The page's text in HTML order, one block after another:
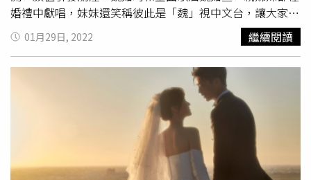
ㄘㄨㄛˊ。」喜劇的荒謬原來是這麼來的，反正Darren也是
個沒有偶包的人，就努力跟著導演的要求吧，「做不到」才
是他最怕的。（圖／莊立人攝）Darren邱凱偉1976年12月
18日2010年以雙人組合「浪花兄弟」推出同名國語專輯曾
演出《波麗士大人》《熊貓人》《親愛的，我愛上別人了》
《春梅》等戲劇作品2021年憑《我的婆婆怎麼那麼可愛》
獲得第56屆金鐘獎戲劇節目男配角即將推出新作《婚姻結業
式2》《最佳利益2—決戰利益》
他都不會幫，但他絕對會很寵兩人，不過太太是最辛苦的
人，所以會護著她，而女兒也不能太寵，只能寵到99%，言
語間盡是透露對家人滿滿的愛。馬力歐出演《天字第二號》
台語愛情諜報片男主角，郁方誇其為本劇不二人選。（圖／
婚禮中獻唱，妹妹還笑稱彼此是「魏」視中文台，讓大家開
心不已。柯有倫也受邀在婚禮上獻唱、吳宗憲更率領憲憲家
族 大集合，Sandy表示：「我爸一直說要唱歌，我不知道他
要怎樣，所以就乾脆空一個時間給他。」身兼婚禮策劃總監
的她，直接在Rundown上空出40分鐘的時間給爸爸，「整
個主持人稿是我寫、流程也是我拉，time code也是我拉
的，精準到by second！」令人讚嘆不已。Sandy伴娘團找
來小紅（左起）、魏如昀、晏柔中、Una擔任。此外，前
Tension成員Raymond（胡恩瑞）也在婚禮獻唱《My
Dear》，說到Raymond，Sandy讚他人超可愛，並表示是
01月29日, 2022 繼續閱讀